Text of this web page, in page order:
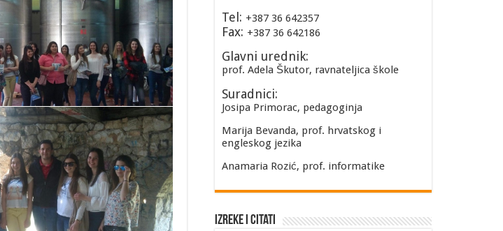
Tel: +387 36 642357
Fax: +387 36 642186
Glavni urednik:
prof. Adela Škutor, ravnateljica škole
Suradnici:
Josipa Primorac, pedagoginja
Marija Bevanda, prof. hrvatskog i
engleskog jezika
Anamaria Rozić, prof. informatike
Izreke i Citati